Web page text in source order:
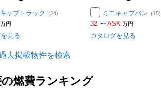
ャブトラック (24)
万円
見る
ミニキャブバン (15)
32 〜 ASK 万円
カタログを見る
去掲載物件を検索
燃費ランキング